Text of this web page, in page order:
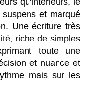
qu'intérieurs, le
et marqué
Une écriture très
riche de simples
toute une
et nuance et
mais sur les